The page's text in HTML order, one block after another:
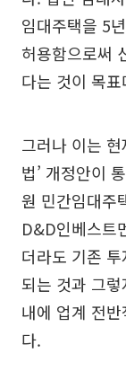
임대주택을 5
허용함으로써
다는 것이 목표
그러나 이는
법’ 개정안이
원 민간임대주
D&D인베스트
더라도 기존
되는 것과 그
내에 업계 전
다.